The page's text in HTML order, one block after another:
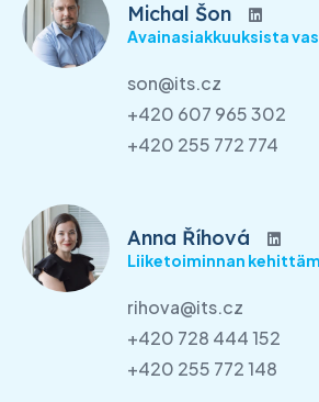
Michal Šon
Avainasiakkuuksista
son@its.cz
+420 607 965 302
+420 255 772 774
Anna Říhová
Liiketoiminnan
rihova@its.cz
+420 728 444 152
+420 255 772 148